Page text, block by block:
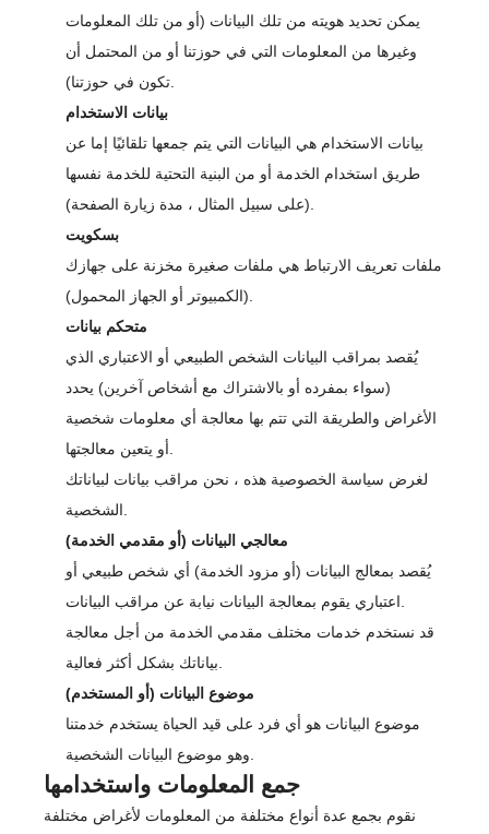
يمكن تحديد هويته من تلك البيانات (أو من تلك المعلومات
وغيرها من المعلومات التي في حوزتنا أو من المحتمل أن
بيانات الاستخدام
بيانات الاستخدام هي البيانات التي يتم جمعها تلقائيًا إما عن
طريق استخدام الخدمة أو من البنية التحتية للخدمة نفسها
بسكويت
ملفات تعريف الارتباط هي ملفات صغيرة مخزنة على جهازك
متحكم بيانات
يُقصد بمراقب البيانات الشخص الطبيعي أو الاعتباري الذي
(سواء بمفرده أو بالاشتراك مع أشخاص آخرين) يحدد
الأغراض والطريقة التي تتم بها معالجة أي معلومات شخصية
لغرض سياسة الخصوصية هذه ، نحن مراقب بيانات لبياناتك
معالجي البيانات (أو مقدمي الخدمة)
يُقصد بمعالج البيانات (أو مزود الخدمة) أي شخص طبيعي أو
قد نستخدم خدمات مختلف مقدمي الخدمة من أجل معالجة
موضوع البيانات (أو المستخدم)
موضوع البيانات هو أي فرد على قيد الحياة يستخدم خدمتنا
جمع المعلومات واستخدامها
نقوم بجمع عدة أنواع مختلفة من المعلومات لأغراض مختلفة